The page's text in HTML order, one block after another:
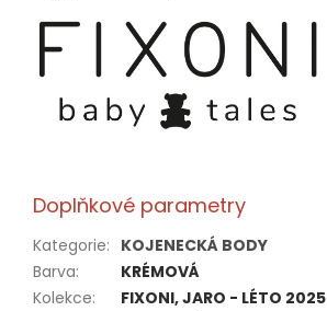
Doplňkové parametry
Kategorie: KOJENECKÁ BODY
Barva:
KRÉMOVÁ
Kolekce:
FIXONI, JARO - LÉTO 2025